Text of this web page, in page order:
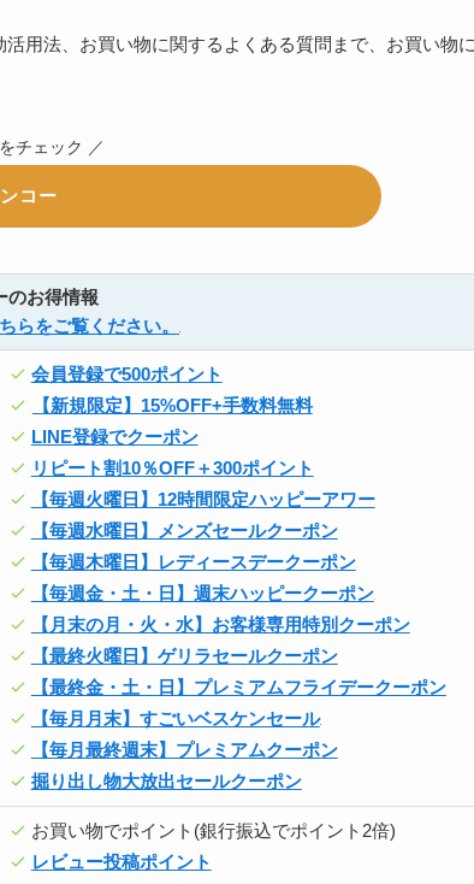
用法、お買い物に関するよくある質問まで、お買い物
チェック ／
コー
のお得情報
らをご覧ください。
会員登録で500ポイント
【新規限定】15%OFF+手数料無料
LINE登録でクーポン
リピート割10％OFF＋300ポイント
【毎週火曜日】12時間限定ハッピーアワー
【毎週水曜日】メンズセールクーポン
【毎週木曜日】レディースデークーポン
【毎週金・土・日】週末ハッピークーポン
【月末の月・火・水】お客様専用特別クーポン
【最終火曜日】ゲリラセールクーポン
【最終金・土・日】プレミアムフライデークーポン
【毎月月末】すごいベスケンセール
【毎月最終週末】プレミアムクーポン
掘り出し物大放出セールクーポン
お買い物でポイント (銀行振込でポイント2倍)
レビュー投稿ポイント